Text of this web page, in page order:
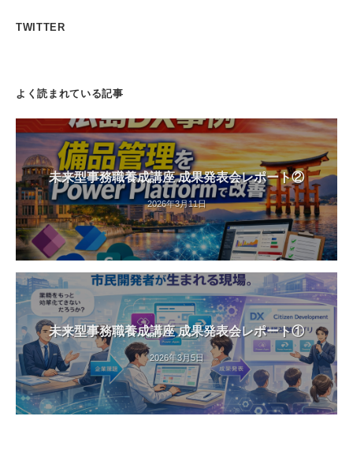
TWITTER
よく読まれている記事
未来型事務職養成講座 成果発表会レポート②
2026年3月11日
未来型事務職養成講座 成果発表会レポート①
2026年3月5日